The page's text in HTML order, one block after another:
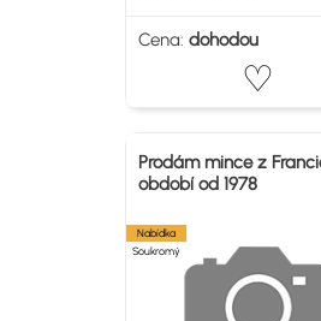
Cena: dohodou
Prodám mince z
období od 1978
Nabídka
Soukromý